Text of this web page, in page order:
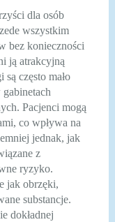
dla osób
wszystkim
bez konieczności
ją atrakcyjną
często mało
Pacjenci mogą
co wpływa na
jednak, jak
z
ryzyko.
jak obrzęki,
substancje.
dokładnej